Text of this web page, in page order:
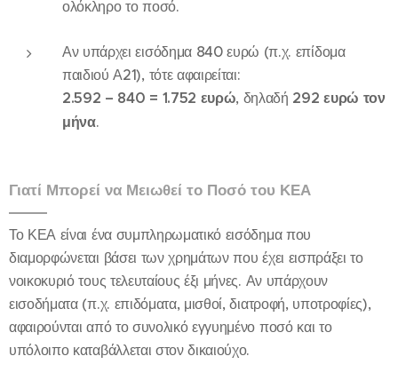
ολόκληρο το ποσό.
Αν υπάρχει εισόδημα 840 ευρώ (π.χ. επίδομα
παιδιού Α21), τότε αφαιρείται:
2.592 – 840 = 1.752 ευρώ, δηλαδή 292 ευρώ τον
μήνα.
Γιατί Μπορεί να Μειωθεί το Ποσό του ΚΕΑ
Το ΚΕΑ είναι ένα συμπληρωματικό εισόδημα που
διαμορφώνεται βάσει των χρημάτων που έχει εισπράξει το
νοικοκυριό τους τελευταίους έξι μήνες. Αν υπάρχουν
εισοδήματα (π.χ. επιδόματα, μισθοί, διατροφή, υποτροφίες),
αφαιρούνται από το συνολικό εγγυημένο ποσό και το
υπόλοιπο καταβάλλεται στον δικαιούχο.